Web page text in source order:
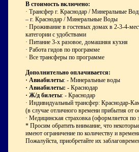
В стоимость включено:
· Трансфер г. Краснодар / Минеральные
– г. Краснодар / Минеральные Воды
· Проживание в гостевых домах в 2-3-4-
категории с удобствами
· Питание 3-х разовое, домашняя кухня
· Работа гидов по программе
· Все трансферы по программе
Дополнительно оплачивается:
· Авиабилеты: - Минеральные воды
· Авиабилеты: - Краснодар
· Ж/д билеты: - Краснодар
· Индивидуальный трансфер: Краснодар-
(в случае отличного времени прибытия от
· Медицинская страховка (оформляется по
* Просим обратить внимание, что
имеют ограничение по количеству и
Пожалуйста, приобретайте их